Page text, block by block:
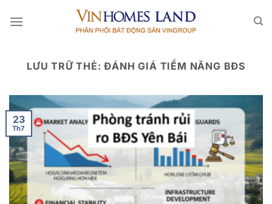
qua
LƯU TRỮ THẺ:ĐÁNH GIÁ TIỀM NĂNG BĐS
23
Th7